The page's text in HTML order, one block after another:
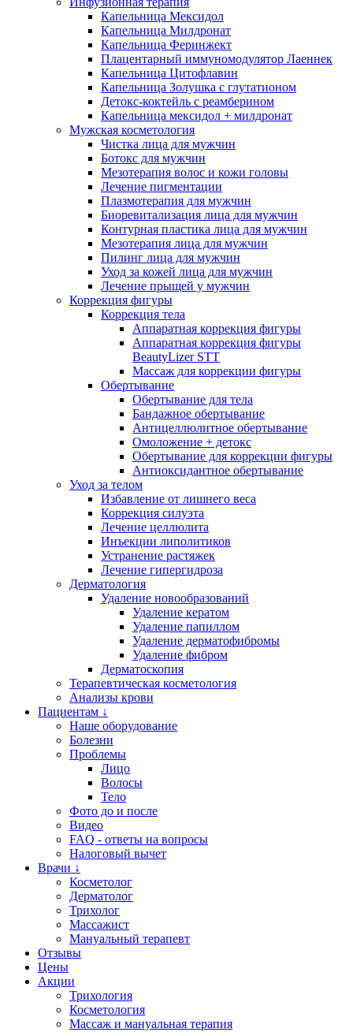
Капельница Мексидол
Капельница Милдронат
Капельница Феринжект
Плацентарный иммуномодулятор Лаеннек
Капельница Цитофлавин
Капельница Золушка с глутатионом
Детокс-коктейль с реамберином
Капельница мексидол + милдронат
Мужская косметология
Чистка лица для мужчин
Ботокс для мужчин
Мезотерапия волос и кожи головы
Лечение пигментации
Плазмотерапия для мужчин
Биоревитализация лица для мужчин
Контурная пластика лица для мужчин
Мезотерапия лица для мужчин
Пилинг лица для мужчин
Уход за кожей лица для мужчин
Лечение прыщей у мужчин
Коррекция фигуры
Коррекция тела
Аппаратная коррекция фигуры
Аппаратная коррекция фигуры
BeautyLizer STT
Массаж для коррекции фигуры
Обертывание
Обертывание для тела
Бандажное обертывание
Антицеллюлитное обертывание
Омоложение + детокс
Обертывание для коррекции фигуры
Антиоксидантное обертывание
Уход за телом
Избавление от лишнего веса
Коррекция силуэта
Лечение целлюлита
Инъекции липолитиков
Устранение растяжек
Лечение гипергидроза
Дерматология
Удаление новообразований
Удаление кератом
Удаление папиллом
Удаление дерматофибромы
Удаление фибром
Дерматоскопия
Терапевтическая косметология
Анализы крови
Пациентам ↓
Наше оборудование
Болезни
Проблемы
Лицо
Волосы
Тело
Фото до и после
Видео
FAQ - ответы на вопросы
Налоговый вычет
Врачи ↓
Косметолог
Дерматолог
Трихолог
Массажист
Мануальный терапевт
Отзывы
Цены
Акции
Трихология
Косметология
Массаж и мануальная терапия